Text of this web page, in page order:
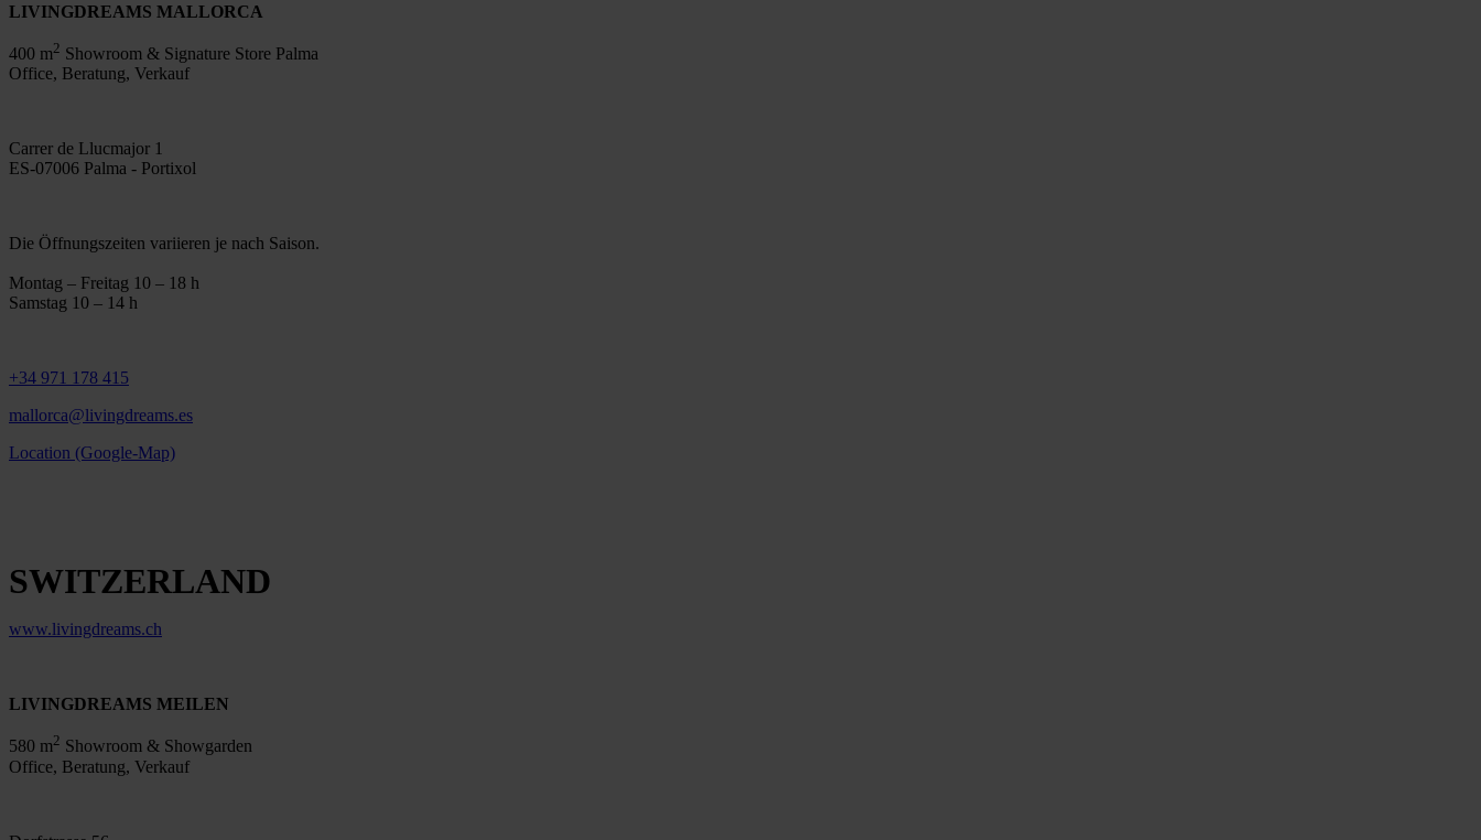
LIVINGDREAMS MALLORCA
400 m2 Showroom & Signature Store Palma
Office, Beratung, Verkauf
Carrer de Llucmajor 1
ES-07006 Palma - Portixol
Die Öffnungszeiten variieren je nach Saison.
Montag – Freitag 10 – 18 h
Samstag 10 – 14 h
+34 971 178 415
mallorca@livingdreams.es
Location (Google-Map)
SWITZERLAND
www.livingdreams.ch
LIVINGDREAMS MEILEN
580 m2 Showroom & Showgarden
Office, Beratung, Verkauf